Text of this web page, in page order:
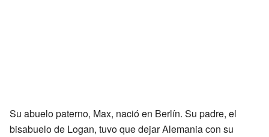
Su abuelo paterno, Max, nació en Berlín. Su padre, el
bisabuelo de Logan, tuvo que dejar Alemania con su